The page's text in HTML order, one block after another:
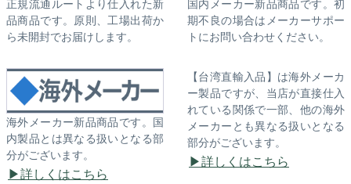
正規流通ルートより仕入れた新
品商品です。原則、工場出荷か
ら未開封でお届けします。
国内メーカー新品商品です。初
期不良の場合はメーカーサポー
トにお問い合わせください。
海外メーカー新品商品です。国
内製品とは異なる扱いとなる部
分がございます。
詳しくはこちら
【台湾直輸入品】は海外メーカ
ー製品ですが、当店が直接仕入
れている関係で一部、他の海外
メーカーとも異なる扱いとなる
部分がございます。
詳しくはこちら